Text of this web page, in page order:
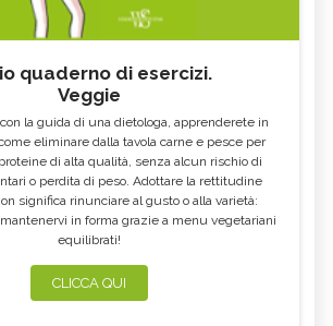
quaderno di esercizi.
Veggie
la guida di una dietologa, apprenderete in
eliminare dalla tavola carne e pesce per
di alta qualità, senza alcun rischio di
o perdita di peso. Adottare la rettitudine
significa rinunciare al gusto o alla varietà:
in forma grazie a menu vegetariani
equilibrati!
CLICCA QUI